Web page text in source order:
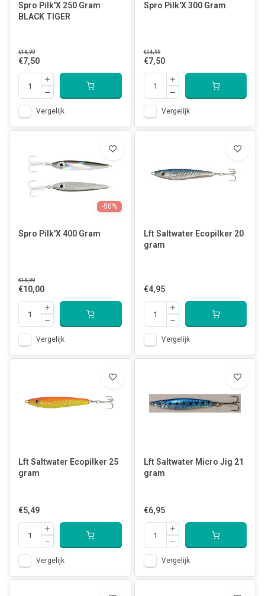
Spro Pilk'X 250 Gram
BLACK TIGER
€14,99
€7,50
Vergelijk
Spro Pilk'X 300 Gram
€14,99
€7,50
Vergelijk
-50%
Spro Pilk'X 400 Gram
€19,99
€10,00
Vergelijk
Lft Saltwater Ecopilker 20
gram
€4,95
Vergelijk
Lft Saltwater Ecopilker 25
gram
€5,49
Vergelijk
Lft Saltwater Micro Jig 21
gram
€6,95
Vergelijk